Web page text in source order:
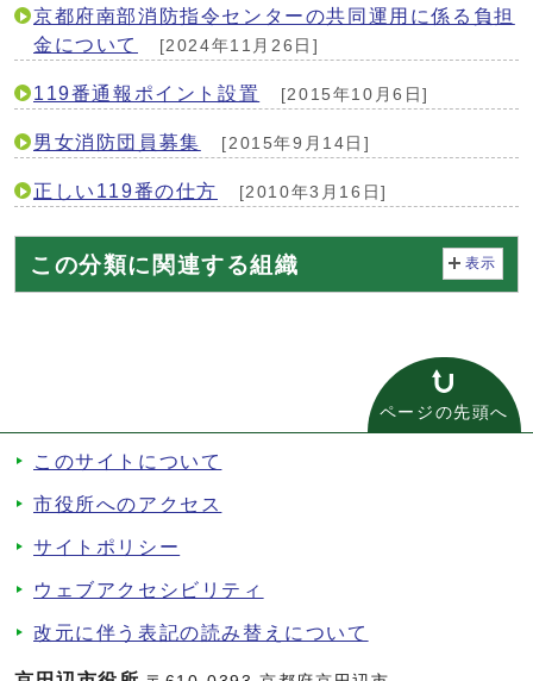
京都府南部消防指令センターの共同運用に係る負担
金について
[2024年11月26日]
119番通報ポイント設置 [2015年10月6日]
男女消防団員募集 [2015年9月14日]
正しい119番の仕方 [2010年3月16日]
この分類に関連する組織 表示
ページの先頭へ
このサイトについて
市役所へのアクセス
サイトポリシー
ウェブアクセシビリティ
改元に伴う表記の読み替えについて